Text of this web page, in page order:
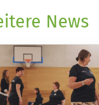
News